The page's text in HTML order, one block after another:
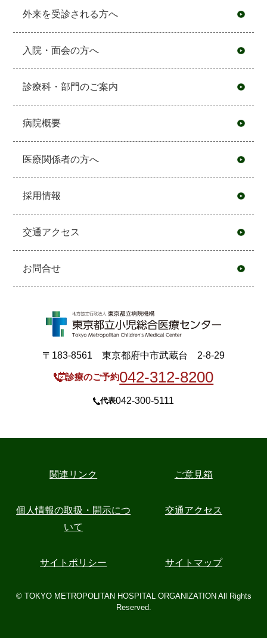
外来を受診される方へ
入院・面会の方へ
診療科・部門のご案内
病院概要
医療関係者の方へ
採用情報
交通アクセス
お問合せ
〒183-8561 東京都府中市武蔵台 2-8-29
診療のご予約042-312-8200
代表042-300-5111
関連リンク ご意見箱
個人情報の取扱・開示につ
いて
交通アクセス
サイトポリシー サイトマップ
© TOKYO METROPOLITAN HOSPITAL ORGANIZATION All Rights
Reserved.